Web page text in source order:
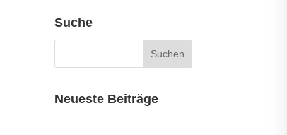
Suche
Neueste Beiträge